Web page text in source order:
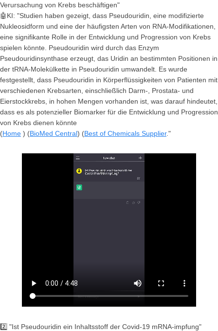
Verursachung von Krebs beschäftigen"
🤖KI: "Studien haben gezeigt, dass Pseudouridin, eine modifizierte
Nukleosidform und eine der häufigsten Arten von RNA-Modifikationen,
eine signifikante Rolle in der Entwicklung und Progression von Krebs
spielen könnte. Pseudouridin wird durch das Enzym
Pseudouridinsynthase erzeugt, das Uridin an bestimmten Positionen in
der tRNA-Molekülkette in Pseudouridin umwandelt. Es wurde
festgestellt, dass Pseudouridin in Körperflüssigkeiten von Patienten mit
verschiedenen Krebsarten, einschließlich Darm-, Prostata- und
Eierstockkrebs, in hohen Mengen vorhanden ist, was darauf hindeutet,
dass es als potenzieller Biomarker für die Entwicklung und Progression
von Krebs dienen könnte
(Home ) (BioMed Central) (Best of Chemicals Supplier."
2️⃣ "Ist Pseudouridin ein Inhaltsstoff der Covid-19 mRNA-impfung"